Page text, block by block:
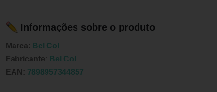
Informações sobre o produto
Marca: Bel Col
Fabricante: Bel Col
EAN: 7898957344857